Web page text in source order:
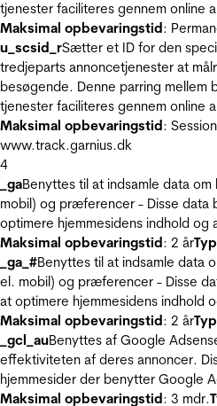
tjenester faciliteres gennem online
Maksimal opbevaringstid:
u_scsid_rSætter et ID for den
tredjeparts annoncetjenester at
besøgende. Denne parring
tjenester faciliteres gennem online
Maksimal opbevaringstid: Session
www.track.garnius.dk
4
_gaBenyttes til at indsamle data
mobil) og præferencer - Disse data
optimere hjemmesidens indhold og
Maksimal opbevaringstid: 2 år
_ga_#Benyttes til at indsamle data
el. mobil) og præferencer - Disse
at optimere hjemmesidens indhold
Maksimal opbevaringstid: 2 år
_gcl_auBenyttes af Google
effektiviteten af deres annoncer.
hjemmesider der benytter Google
Maksimal opbevaringstid: 3 mdr.